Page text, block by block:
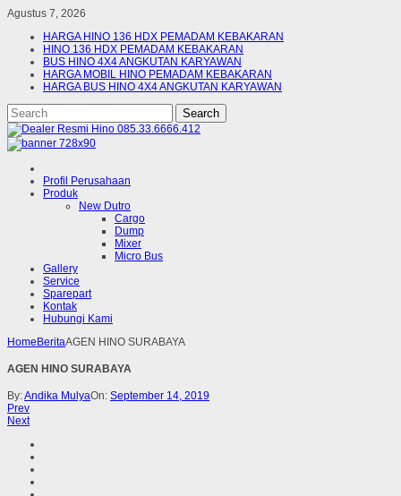
Agustus 7, 2026
HARGA HINO 136 HDX PEMADAM KEBAKARAN
HINO 136 HDX PEMADAM KEBAKARAN
BUS HINO 4X4 ANGKUTAN KARYAWAN
HARGA MOBIL HINO PEMADAM KEBAKARAN
HARGA BUS HINO 4X4 ANGKUTAN KARYAWAN
Profil Perusahaan
Produk
New Dutro
Cargo
Dump
Mixer
Micro Bus
Gallery
Service
Sparepart
Kontak
Hubungi Kami
Home BeritaAGEN HINO SURABAYA
AGEN HINO SURABAYA
By:Andika MulyaOn: September 14, 2019
Prev
Next